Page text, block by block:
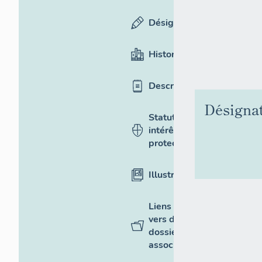
Désignation
Historique
Description
Statut,
intérêt et
protection
Illustrations
Liens
vers des
dossiers
associés